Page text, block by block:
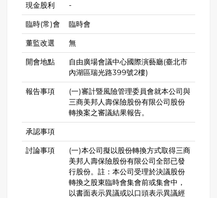
現金股利 -
臨時(常)會 臨時會
董監改選 無
開會地點
自由廣場會議中心國際演藝廳(臺北市
內湖區瑞光路399號2樓)
報告事項
(一)審計暨風險管理委員會就本公司與
三商美邦人壽保險股份有限公司股份
轉換案之審議結果報告。
承認事項
討論事項
(一)本公司擬以股份轉換方式取得三商
美邦人壽保險股份有限公司全部已發
行股份。註：本公司受理於決議股份
轉換之股東臨時會集會前或集會中，
以書面表示異議或以口頭表示異議經